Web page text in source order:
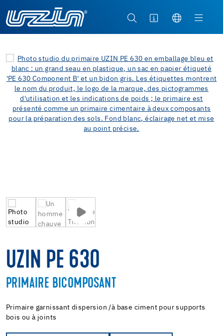
UZIN PE 630
PRIMAIRE BICOMPOSANT
Primaire garnissant dispersion /à base ciment pour supports
bois ou à joints